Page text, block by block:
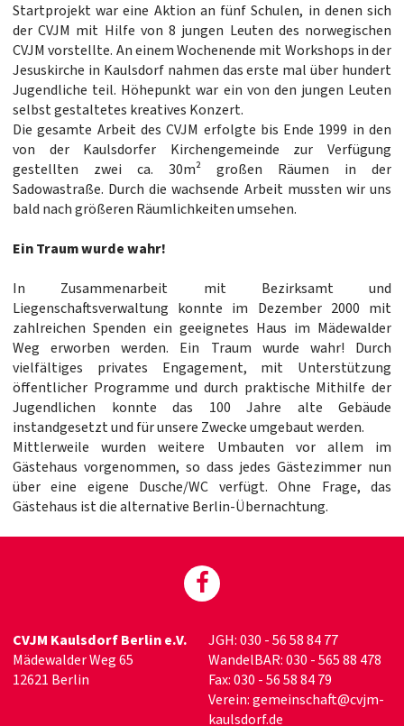
Startprojekt war eine Aktion an fünf Schulen, in denen sich
der CVJM mit Hilfe von 8 jungen Leuten des norwegischen
CVJM vorstellte. An einem Wochenende mit Workshops in der
Jesuskirche in Kaulsdorf nahmen das erste mal über hundert
Jugendliche teil. Höhepunkt war ein von den jungen Leuten
selbst gestaltetes kreatives Konzert.
Die gesamte Arbeit des CVJM erfolgte bis Ende 1999 in den
von der Kaulsdorfer Kirchengemeinde zur Verfügung
gestellten zwei ca. 30m² großen Räumen in der
Sadowastraße. Durch die wachsende Arbeit mussten wir uns
bald nach größeren Räumlichkeiten umsehen.
Ein Traum wurde wahr!
In Zusammenarbeit mit Bezirksamt und
Liegenschaftsverwaltung konnte im Dezember 2000 mit
zahlreichen Spenden ein geeignetes Haus im Mädewalder
Weg erworben werden. Ein Traum wurde wahr! Durch
vielfältiges privates Engagement, mit Unterstützung
öffentlicher Programme und durch praktische Mithilfe der
Jugendlichen konnte das 100 Jahre alte Gebäude
instandgesetzt und für unsere Zwecke umgebaut werden.
Mittlerweile wurden weitere Umbauten vor allem im
Gästehaus vorgenommen, so dass jedes Gästezimmer nun
über eine eigene Dusche/WC verfügt. Ohne Frage, das
Gästehaus ist die alternative Berlin-Übernachtung.
CVJM Kaulsdorf Berlin e.V.
Mädewalder Weg 65
12621 Berlin
JGH: 030 - 56 58 84 77
WandelBAR: 030 - 565 88 478
Fax: 030 - 56 58 84 79
Verein:gemeinschaft@cvjm-
kaulsdorf.de